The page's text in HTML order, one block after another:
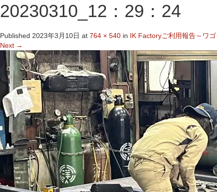
20230310_12：29：24
Published 2023年3月10日 at 764 × 540 in IK Factoryご利用報告～ワ
Next →